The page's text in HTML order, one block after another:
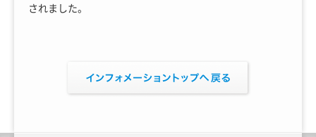
されました。